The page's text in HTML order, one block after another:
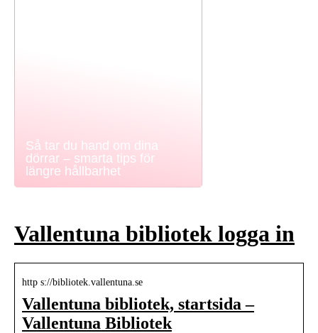
Så tar du hand om dina
dörrar – smarta tips för
längre hållbarhet
Vallentuna bibliotek logga in
http s://bibliotek.vallentuna.se
Vallentuna bibliotek, startsida –
Vallentuna Bibliotek